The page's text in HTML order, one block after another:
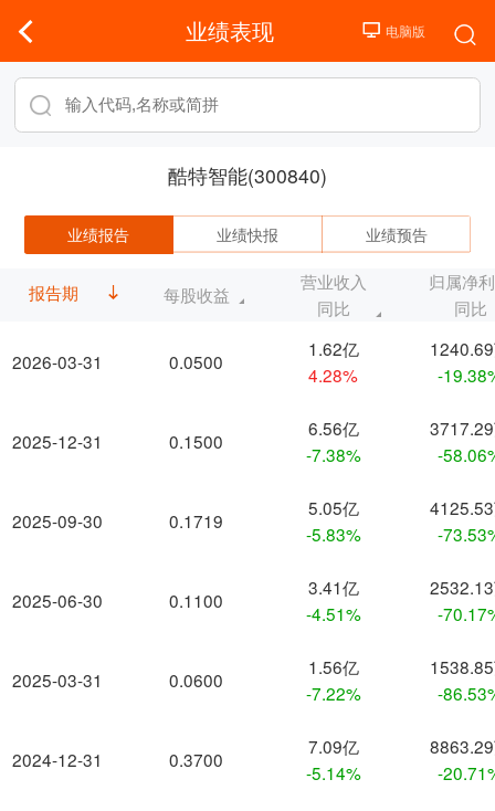
业绩表现
酷特智能(300840)
业绩报告 业绩快报 业绩预告
报告期
2026-03-31
2025-12-31
2025-09-30
2025-06-30
2025-03-31
2024-12-31
每股收益
营业收入
同比
归属净
同比
0.0500
1.62亿
4.28%
-
0.1500
6.56亿
-7.38%
-
0.1719
5.05亿
-5.83%
-
0.1100
3.41亿
-4.51%
-
0.0600
1.56亿
-7.22%
-
0.3700
7.09亿
-5.14%
-